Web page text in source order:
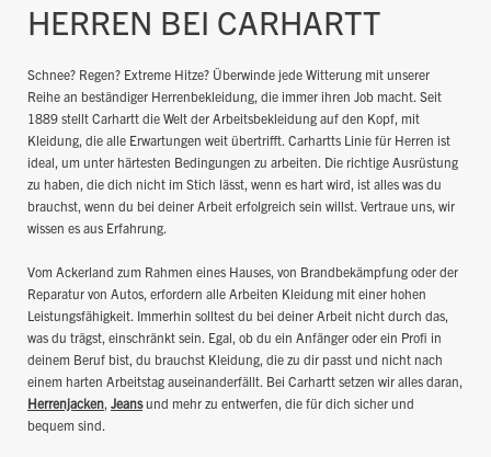
HERREN BEI CARHARTT
Schnee? Regen? Extreme Hitze? Überwinde jede Witterung mit unserer
Reihe an beständiger Herrenbekleidung, die immer ihren Job macht. Seit
1889 stellt Carhartt die Welt der Arbeitsbekleidung auf den Kopf, mit
Kleidung, die alle Erwartungen weit übertrifft. Carhartts Linie für Herren ist
ideal, um unter härtesten Bedingungen zu arbeiten. Die richtige Ausrüstung
zu haben, die dich nicht im Stich lässt, wenn es hart wird, ist alles was du
brauchst, wenn du bei deiner Arbeit erfolgreich sein willst. Vertraue uns, wir
wissen es aus Erfahrung.
Vom Ackerland zum Rahmen eines Hauses, von Brandbekämpfung oder der
Reparatur von Autos, erfordern alle Arbeiten Kleidung mit einer hohen
Leistungsfähigkeit. Immerhin solltest du bei deiner Arbeit nicht durch das,
was du trägst, einschränkt sein. Egal, ob du ein Anfänger oder ein Profi in
deinem Beruf bist, du brauchst Kleidung, die zu dir passt und nicht nach
einem harten Arbeitstag auseinanderfällt. Bei Carhartt setzen wir alles daran,
Herrenjacken, Jeansund mehr zu entwerfen, die für dich sicher und
bequem sind.